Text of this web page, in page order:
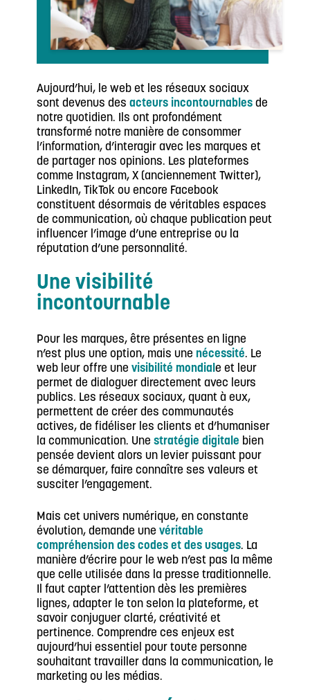
Aujourd’hui, le web et les réseaux sociaux
sont devenus des acteurs incontournables de
notre quotidien. Ils ont profondément
transformé notre manière de consommer
l’information, d’interagir avec les marques et
de partager nos opinions. Les plateformes
comme Instagram, X (anciennement Twitter),
LinkedIn, TikTok ou encore Facebook
constituent désormais de véritables espaces
de communication, où chaque publication peut
influencer l’image d’une entreprise ou la
réputation d’une personnalité.
Une visibilité
incontournable
Pour les marques, être présentes en ligne
n’est plus une option, mais une nécessité. Le
web leur offre une visibilité mondial e et leur
permet de dialoguer directement avec leurs
publics. Les réseaux sociaux, quant à eux,
permettent de créer des communautés
actives, de fidéliser les clients et d’humaniser
la communication. Une stratégie digitale bien
pensée devient alors un levier puissant pour
se démarquer, faire connaître ses valeurs et
susciter l’engagement.
Mais cet univers numérique, en constante
évolution, demande une véritable
compréhension des codes et des usages. La
manière d’écrire pour le web n’est pas la même
que celle utilisée dans la presse traditionnelle.
Il faut capter l’attention dès les premières
lignes, adapter le ton selon la plateforme, et
savoir conjuguer clarté, créativité et
pertinence. Comprendre ces enjeux est
aujourd’hui essentiel pour toute personne
souhaitant travailler dans la communication, le
marketing ou les médias.